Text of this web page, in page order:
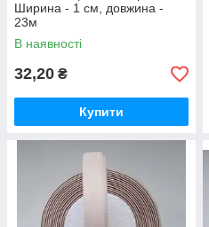
Ширина - 1 см, довжина -
23м
В наявності
32,20 ₴
Купити